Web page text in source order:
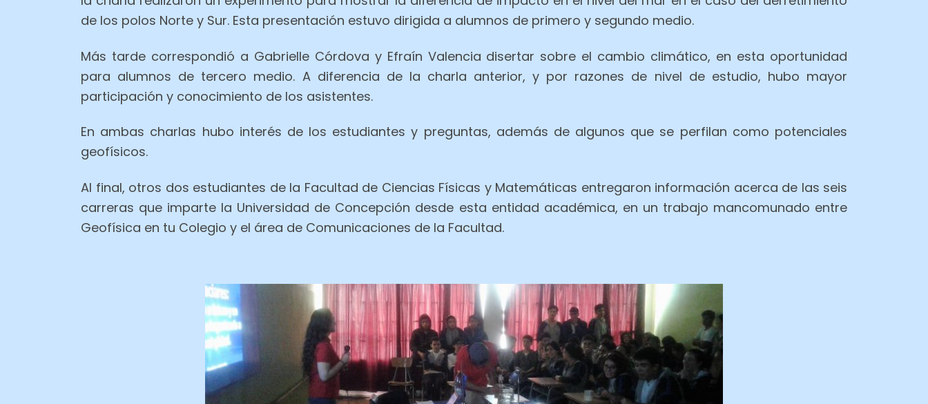
de los polos Norte y Sur. Esta presentación estuvo dirigida a alumnos de primero y segundo medio.
Más tarde correspondió a Gabrielle Córdova y Efraín Valencia disertar sobre el cambio climático, en esta oportunidad
para alumnos de tercero medio. A diferencia de la charla anterior, y por razones de nivel de estudio, hubo mayor
participación y conocimiento de los asistentes.
En ambas charlas hubo interés de los estudiantes y preguntas, además de algunos que se perfilan como potenciales
geofísicos.
Al final, otros dos estudiantes de la Facultad de Ciencias Físicas y Matemáticas entregaron información acerca de las seis
carreras que imparte la Universidad de Concepción desde esta entidad académica, en un trabajo mancomunado entre
Geofísica en tu Colegio y el área de Comunicaciones de la Facultad.